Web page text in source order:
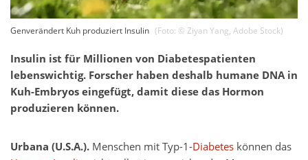
Genverändert Kuh produziert Insulin (Foto: © Ziyan Yang, Adobe Stock)
Insulin ist für Millionen von Diabetespatienten
lebenswichtig. Forscher haben deshalb humane DNA in
Kuh-Embryos eingefügt, damit diese das Hormon
produzieren können.
Urbana (U.S.A.). Menschen mit Typ-1-Diabetes können das